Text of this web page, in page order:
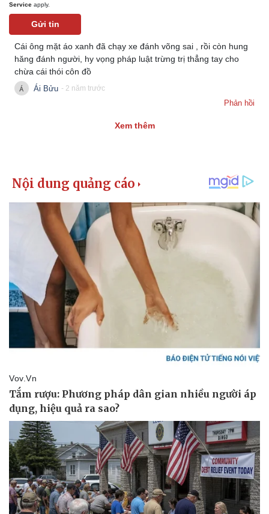
Thị trường
Service apply.
Gửi tin
Cái ông mặt áo xanh đã chạy xe đánh võng sai , rồi còn hung
hăng đánh người, hy vọng pháp luật trừng trị thẳng tay cho
chừa cái thói côn đồ
Ái Bửu - 2 năm trước
Phản hồi
Xem thêm